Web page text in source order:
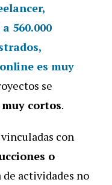
,
a 560.000
es muy
se
cortos.
con
o
de actividades no